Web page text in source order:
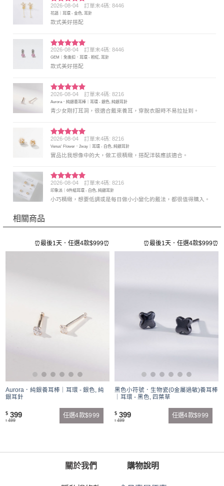
評分5 滿
分 5
2026-08-04 訂單末4碼: 8446
花語｜耳環 - 金色, 耳針
款式美好搭配
評分5 滿
分 5
2026-08-04 訂單末4碼: 8446
GEM｜免後扣．耳環 - 粉紅, 耳針
款式美好搭配
評分5 滿
分 5
2026-08-04 訂單末4碼: 8216
Aurora．純銀養耳棒｜耳環 - 銀色, 純銀耳針
青少女剛打耳洞，很適合戴來養耳，穿脫衣服時不易拉扯到。
評分5滿
分 5
2026-08-04 訂單末4碼: 8216
Venus' Flower．2way｜耳環 - 白色, 純銀耳針
實品比我想像中的大，做工很精緻，搭配洋裝應該適合。
評分5 滿
分 5
2026-08-04 訂單末4碼: 8216
印象派｜6件組耳環 - 白色, 純銀耳針
小巧精緻，想要低調或是每日做小小變化的戴法，都很值得購入。
相關商品
⏰最後1天．任選4款$999⏰
Aurora．純銀養耳棒｜耳環 - 銀色, 純
銀耳針
$ 399
$ 499
任選4款$999
⏰最後1天．任選4款$999⏰
黑色小符號．生物瓷(0金屬過敏)養耳棒
｜耳環 - 黑色, 四葉草
$ 399
$ 499
任選4款$999
關於我們 購物說明